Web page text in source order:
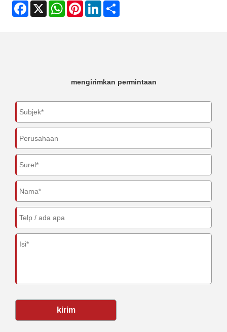
Facebook
X WhatsAppPinterestLinkedIn
mengirimkan permintaan
kirim